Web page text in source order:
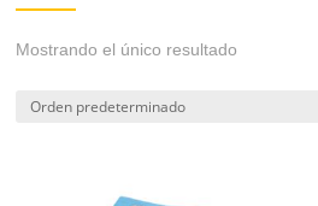
Mostrando el único resultado